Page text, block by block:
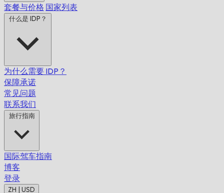
套餐与价格 国家列表
什么是 IDP？
为什么需要 IDP？
保障承诺
常见问题
联系我们
旅行指南
国际驾车指南
博客
登录
ZH | USD